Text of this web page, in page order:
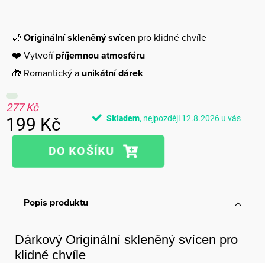
🌙 Originální skleněný svícen pro klidné chvíle
❤️ Vytvořípříjemnou atmosféru
🎁 Romantický a unikátní dárek
277 Kč
199 Kč
Měrná
Skladem 12.8.2026
Popis produktu
Dárkový Originální skleněný svícen pro
klidné chvíle